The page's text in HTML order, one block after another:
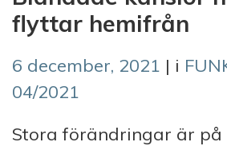
flyttar hemifrån
6 december, 2021 | i
04/2021
Stora förändringar är på